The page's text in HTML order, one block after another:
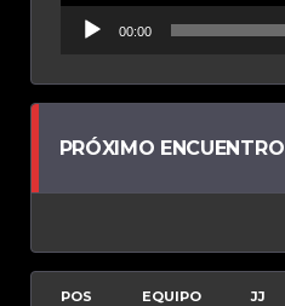
00:00
PRÓXIMO ENCUENTRO
POS EQUIPO JJ